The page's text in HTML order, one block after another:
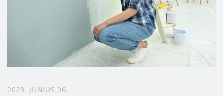
2023. JÚNIUS 06.